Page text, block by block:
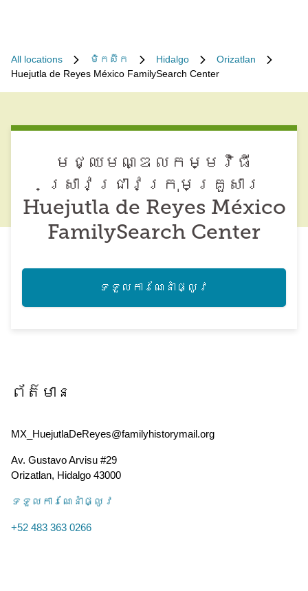
All locations ម៉ិកស៊ិក Hidalgo
Orizatlan
Huejutla de Reyes México FamilySearch Center
មជ្ឈមណ្ឌល​កម្មវិធី​
ស្រាវជ្រាវ​ក្រុមគ្រួសារ
Huejutla de Reyes México
FamilySearch Center
ទទួល​ការណែនាំ​ផ្លូវ
ព័ត៌មាន
MX_HuejutlaDeReyes@familyhistorymail.org
Av. Gustavo Arvisu #29
Orizatlan, Hidalgo 43000
ទទួល​ការណែនាំ​ផ្លូវ
+52 483 363 0266